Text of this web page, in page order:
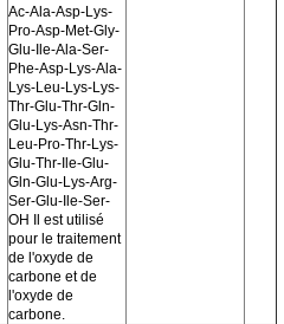
Ac-Ala-Asp-Lys-
Pro-Asp-Met-Gly-
Glu-Ile-Ala-Ser-
Phe-Asp-Lys-Ala-
Lys-Leu-Lys-Lys-
Thr-Glu-Thr-Gln-
Glu-Lys-Asn-Thr-
Leu-Pro-Thr-Lys-
Glu-Thr-Ile-Glu-
Gln-Glu-Lys-Arg-
Ser-Glu-Ile-Ser-
OH Il est utilisé
pour le traitement
de l'oxyde de
carbone et de
l'oxyde de
carbone.